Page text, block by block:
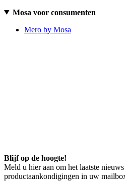
Mosa voor consumenten
Mero by Mosa
Blijf op de hoogte!
Meld u hier aan om het laatste
productaankondigingen in uw